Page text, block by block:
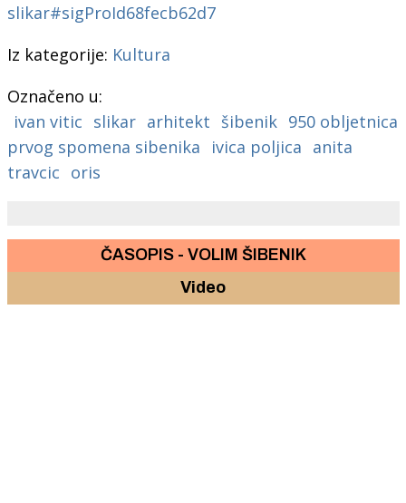
slikar#sigProId68fecb62d7
Iz kategorije: Kultura
Označeno u:
ivan vitic slikar arhitekt šibenik 950 obljetnica
prvog spomena sibenika
ivica poljica anita
travcic oris
ČASOPIS - VOLIM ŠIBENIK
Video